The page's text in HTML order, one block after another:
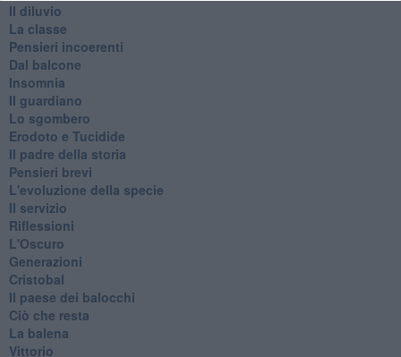
Il diluvio
La classe
Pensieri incoerenti
Dal balcone
Insomnia
Il guardiano
Lo sgombero
Erodoto e Tucidide
Il padre della storia
Pensieri brevi
L'evoluzione della specie
Il servizio
Riflessioni
L'Oscuro
Generazioni
Cristobal
Il paese dei balocchi
Ciò che resta
La balena
Vittorio